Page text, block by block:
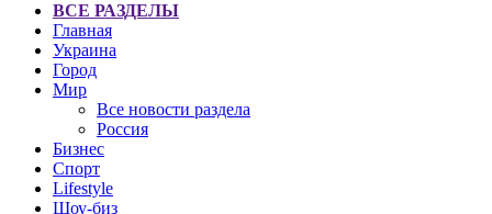
ВСЕ РАЗДЕЛЫ
Главная
Украина
Город
Мир
Все новости раздела
Россия
Бизнес
Спорт
Lifestyle
Шоу-биз